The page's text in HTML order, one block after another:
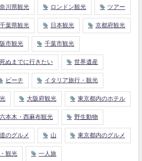
川県観光 ロンドン観光 ツアー
千葉県観光 日本観光 京都府観光
市観光 千葉市観光
死ぬまでに行きたい 世界遺産
ビーチ イタリア旅行・観光
大阪府観光 東京都内のホテル
六本木・西麻布観光 野生動物
のグルメ 山 東京都内のグルメ
観光 一人旅